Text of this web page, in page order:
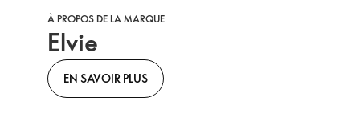
À PROPOS DE LA MARQUE
Elvie
EN SAVOIR PLUS